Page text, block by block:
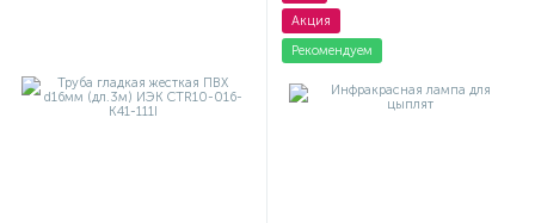
Акция
Рекомендуем